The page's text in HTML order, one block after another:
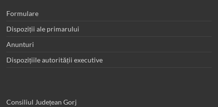
Formulare
Dispoziții ale primarului
Anunturi
Dispozițiile autorității executive
Consiliul Județean Gorj